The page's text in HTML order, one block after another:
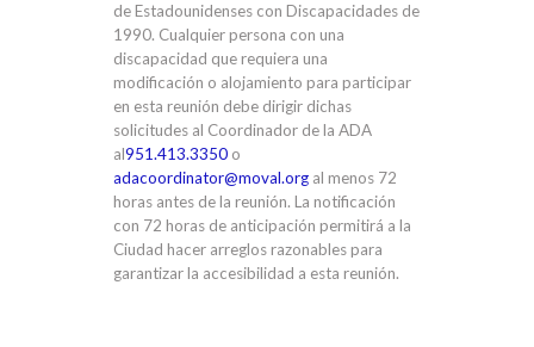
de Estadounidenses con Discapacidades de
1990. Cualquier persona con una
discapacidad que requiera una
modificación o alojamiento para participar
en esta reunión debe dirigir dichas
solicitudes al Coordinador de la ADA
al951.413.3350 o
adacoordinator@moval.org al menos 72
horas antes de la reunión. La notificación
con 72 horas de anticipación permitirá a la
Ciudad hacer arreglos razonables para
garantizar la accesibilidad a esta reunión.